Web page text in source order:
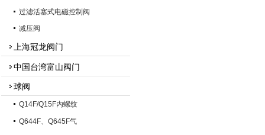
过滤活塞式电磁控制阀
减压阀
上海冠龙阀门
中国台湾富山阀门
球阀
Q14F/Q15F内螺纹
Q644F、Q645F气